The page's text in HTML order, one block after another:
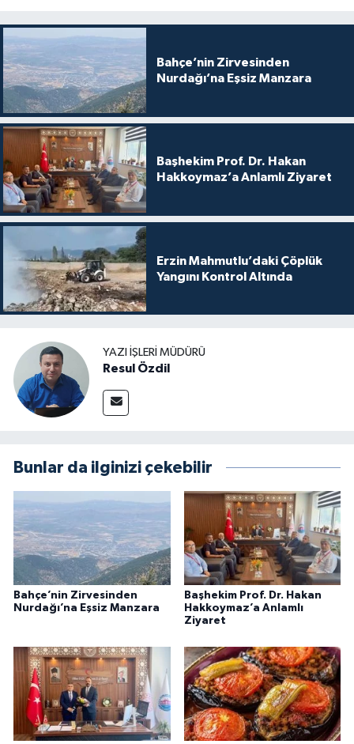
Bahçe’nin Zirvesinden
Nurdağı’na Eşsiz Manzara
Başhekim Prof. Dr. Hakan
Hakkoymaz’a Anlamlı Ziyaret
Erzin Mahmutlu’daki Çöplük
Yangını Kontrol Altında
YAZI İŞLERI MÜDÜRÜ
Resul Özdil
Bunlar da ilginizi çekebilir
Bahçe’nin Zirvesinden
Nurdağı’na Eşsiz Manzara
Başhekim Prof. Dr. Hakan
Hakkoymaz’a Anlamlı
Ziyaret